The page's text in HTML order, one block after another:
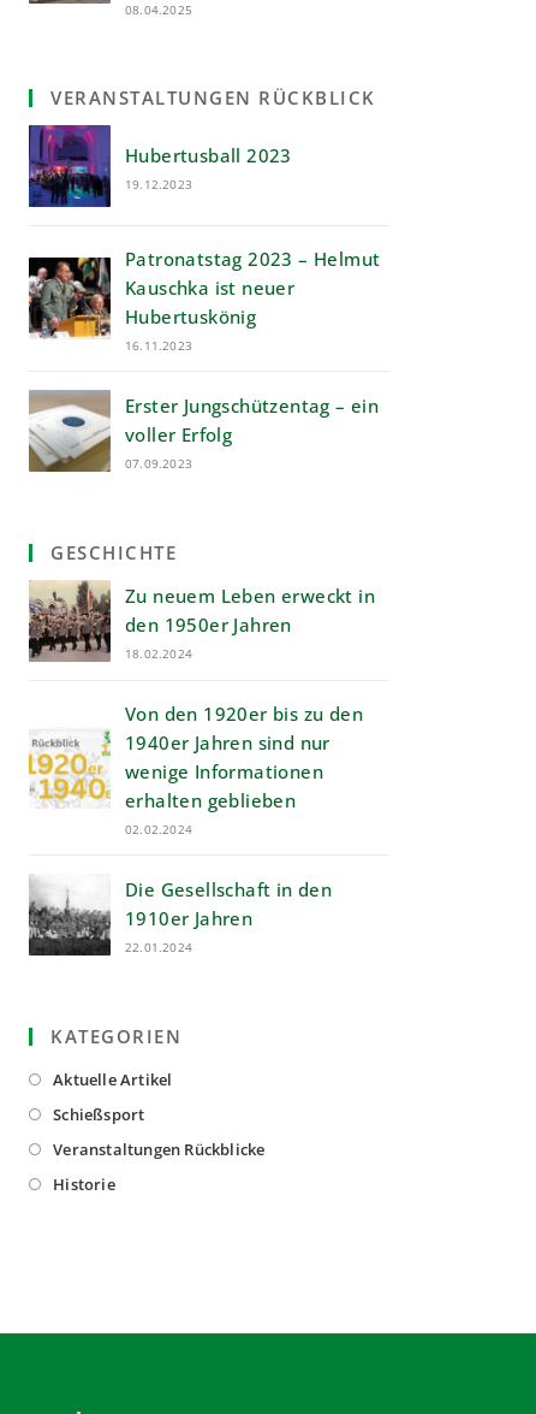
08.04.2025
VERANSTALTUNGEN RÜCKBLICK
Hubertusball 2023
19.12.2023
Patronatstag 2023 – Helmut
Kauschka ist neuer
Hubertuskönig
16.11.2023
Erster Jungschützentag – ein
voller Erfolg
07.09.2023
GESCHICHTE
Zu neuem Leben erweckt in
den 1950er Jahren
18.02.2024
Von den 1920er bis zu den
1940er Jahren sind nur
wenige Informationen
erhalten geblieben
02.02.2024
Die Gesellschaft in den
1910er Jahren
22.01.2024
KATEGORIEN
Aktuelle Artikel
new
SchießsportOpens
Veranstaltungen RückblickeOpens
HistorieOpens